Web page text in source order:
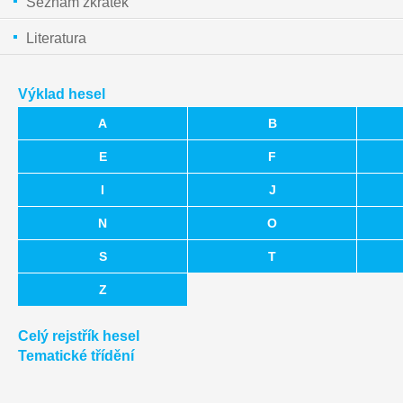
Literatura
Výklad hesel
A B
E F
I J
N O
S T
Z
Celý rejstřík hesel
Tematické třídění